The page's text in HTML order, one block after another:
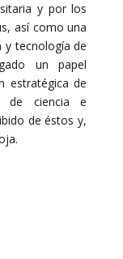
y por los
así como una
y tecnología de
un papel
estratégica de
de ciencia e
de éstos y,